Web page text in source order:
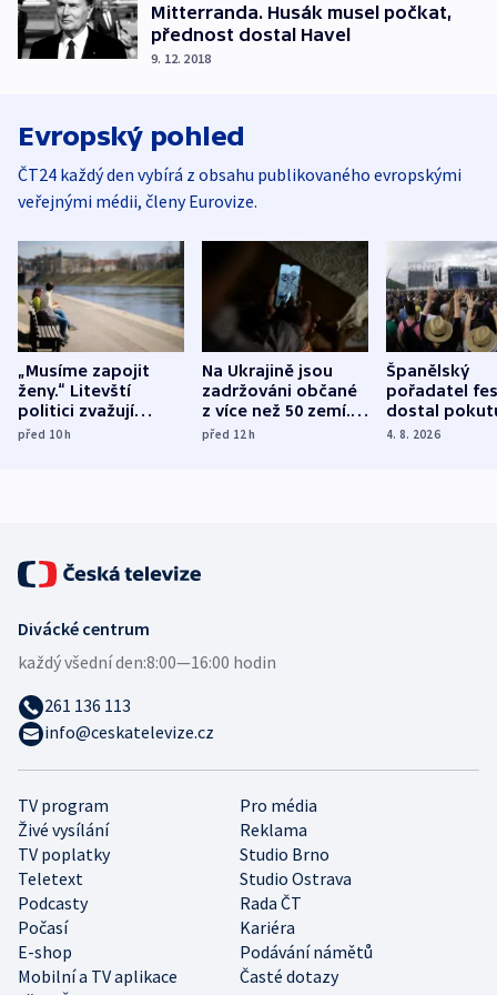
Mitterranda. Husák musel počkat,
přednost dostal Havel
9. 12. 2018
Evropský pohled
ČT24 každý den vybírá z obsahu publikovaného evropskými
veřejnými médii, členy Eurovize.
„Musíme zapojit
ženy.“ Litevští
politici zvažují
dohodu o
před 10h
Na Ukrajině jsou
zadržováni občané
z více než 50 zemí.
Bojovali na straně
před 12h
Španělský
pořadatel
dostal
nekalé
4. 8. 2026
TV program
Pro média
Živé vysílání
Reklama
TV poplatky
Studio Brno
Teletext
Studio Ostrava
Podcasty
Rada ČT
Počasí
Kariéra
E-shop
Podávání námětů
Mobilní a TV aplikace
Časté dotazy
Divácké centrum
každý všední den:8:00—16:00 hodin
261 136 113
info@ceskatelevize.cz